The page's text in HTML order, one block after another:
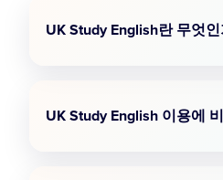
UK Study English란 무엇인
UK Study English 이용에